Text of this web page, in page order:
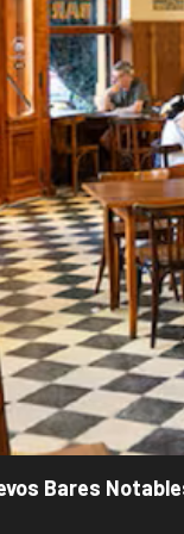
Bares